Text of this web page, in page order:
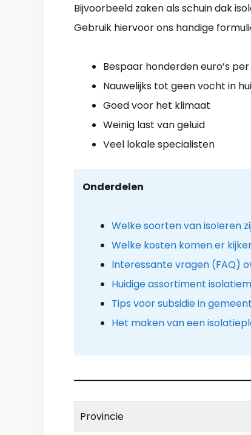
Bijvoorbeeld zaken als schuin dak
Gebruik hiervoor ons handige
Bespaar honderden euro’s
Nauwelijks tot geen vocht in
Goed voor het klimaat
Weinig last van geluid
Veel lokale specialisten
Onderdelen
Welke soorten van isoleren
Welke kosten komen er
Interessante vragen (FAQ)
Huidige assortiment
Tips voor subsidie in
Het maken van een
Provincie